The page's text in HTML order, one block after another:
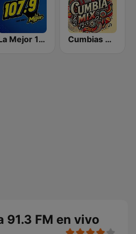
La Mejor 107.9 FM Cumbias Mix
91.3 FM en vivo